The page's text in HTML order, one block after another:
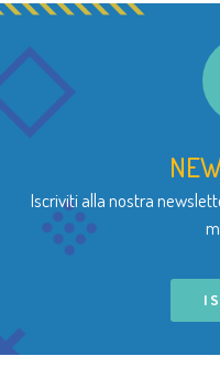
Iscriviti alla nostra